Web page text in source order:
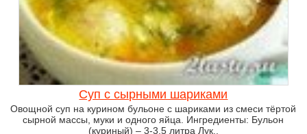
Суп с сырными шариками
Овощной суп на курином бульоне с шариками из смеси тёртой
сырной массы, муки и одного яйца. Ингредиенты: Бульон
(куриный) – 3-3,5 литра Лук..